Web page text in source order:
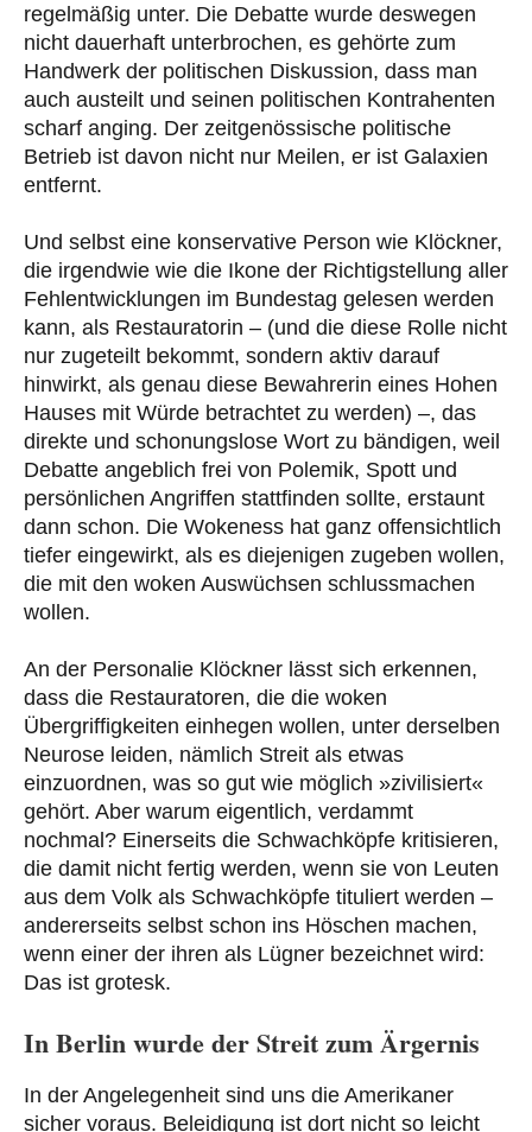
regelmäßig unter. Die Debatte wurde deswegen
nicht dauerhaft unterbrochen, es gehörte zum
Handwerk der politischen Diskussion, dass man
auch austeilt und seinen politischen Kontrahenten
scharf anging. Der zeitgenössische politische
Betrieb ist davon nicht nur Meilen, er ist Galaxien
entfernt.
Und selbst eine konservative Person wie Klöckner,
die irgendwie wie die Ikone der Richtigstellung aller
Fehlentwicklungen im Bundestag gelesen werden
kann, als Restauratorin – (und die diese Rolle nicht
nur zugeteilt bekommt, sondern aktiv darauf
hinwirkt, als genau diese Bewahrerin eines Hohen
Hauses mit Würde betrachtet zu werden) –, das
direkte und schonungslose Wort zu bändigen, weil
Debatte angeblich frei von Polemik, Spott und
persönlichen Angriffen stattfinden sollte, erstaunt
dann schon. Die Wokeness hat ganz offensichtlich
tiefer eingewirkt, als es diejenigen zugeben wollen,
die mit den woken Auswüchsen schlussmachen
wollen.
An der Personalie Klöckner lässt sich erkennen,
dass die Restauratoren, die die woken
Übergriffigkeiten einhegen wollen, unter derselben
Neurose leiden, nämlich Streit als etwas
einzuordnen, was so gut wie möglich »zivilisiert«
gehört. Aber warum eigentlich, verdammt
nochmal? Einerseits die Schwachköpfe kritisieren,
die damit nicht fertig werden, wenn sie von Leuten
aus dem Volk als Schwachköpfe tituliert werden –
andererseits selbst schon ins Höschen machen,
wenn einer der ihren als Lügner bezeichnet wird:
Das ist grotesk.
In Berlin wurde der Streit zum Ärgernis
In der Angelegenheit sind uns die Amerikaner
sicher voraus. Beleidigung ist dort nicht so leicht